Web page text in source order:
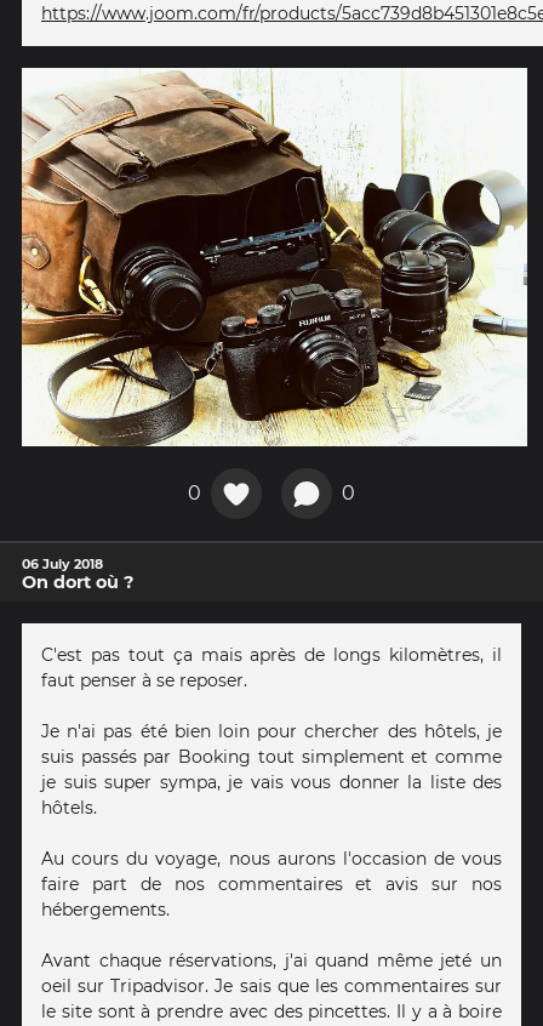
https://www.joom.com/fr/products/
0 0
06 July 2018
On dort où ?
C'est pas tout ça mais après de longs kilomètres, il
faut penser à se reposer.
Je n'ai pas été bien loin pour chercher des hôtels, je
suis passés par Booking tout simplement et comme
je suis super sympa, je vais vous donner la liste des
hôtels.
Au cours du voyage, nous aurons l'occasion de vous
faire part de nos commentaires et avis sur nos
hébergements.
Avant chaque réservations, j'ai quand même jeté un
oeil sur Tripadvisor. Je sais que les commentaires sur
le site sont à prendre avec des pincettes. Il y a à boire